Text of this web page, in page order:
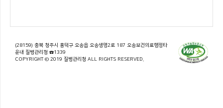
(28159) 충북 청주시 흥덕구 오송읍 오송생명2로 187 오송보건의료행정타
운내 질병관리청 ☎1339
COPYRIGHT © 2019 질병관리청 ALL RIGHTS RESERVED.